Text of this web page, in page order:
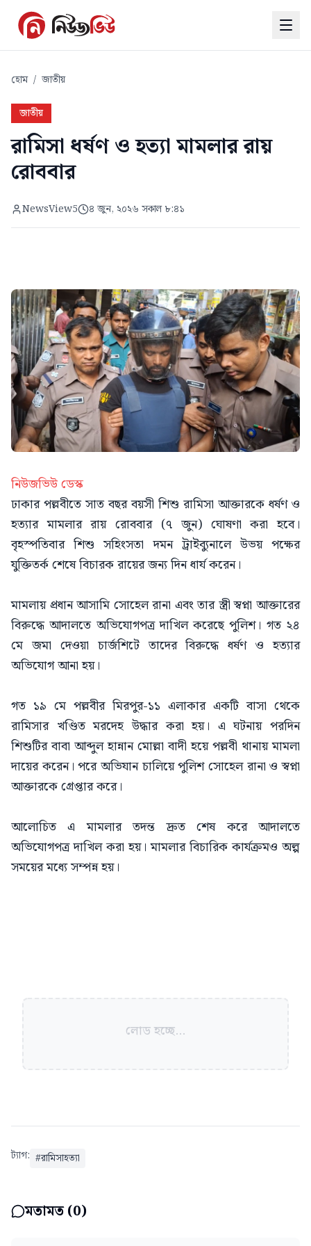
হোম / জাতীয়
জাতীয়
রামিসা ধর্ষণ ও হত্যা মামলার রায়
রোববার
NewsView5 ৪ জুন, ২০২৬ সকাল ৮:৪১
নিউজভিউ ডেস্ক
ঢাকার পল্লবীতে সাত বছর বয়সী শিশু রামিসা আক্তারকে ধর্ষণ ও
হত্যার মামলার রায় রোববার (৭ জুন) ঘোষণা করা হবে।
বৃহস্পতিবার শিশু সহিংসতা দমন ট্রাইব্যুনালে উভয় পক্ষের
যুক্তিতর্ক শেষে বিচারক রায়ের জন্য দিন ধার্য করেন।
মামলায় প্রধান আসামি সোহেল রানা এবং তার স্ত্রী স্বপ্না আক্তারের
বিরুদ্ধে আদালতে অভিযোগপত্র দাখিল করেছে পুলিশ। গত ২৪
মে জমা দেওয়া চার্জশিটে তাদের বিরুদ্ধে ধর্ষণ ও হত্যার
অভিযোগ আনা হয়।
গত ১৯ মে পল্লবীর মিরপুর-১১ এলাকার একটি বাসা থেকে
রামিসার খণ্ডিত মরদেহ উদ্ধার করা হয়। এ ঘটনায় পরদিন
শিশুটির বাবা আব্দুল হান্নান মোল্লা বাদী হয়ে পল্লবী থানায় মামলা
দায়ের করেন। পরে অভিযান চালিয়ে পুলিশ সোহেল রানা ও স্বপ্না
আক্তারকে গ্রেপ্তার করে।
আলোচিত এ মামলার তদন্ত দ্রুত শেষ করে আদালতে
অভিযোগপত্র দাখিল করা হয়। মামলার বিচারিক কার্যক্রমও অল্প
সময়ের মধ্যে সম্পন্ন হয়।
লোড হচ্ছে...
ট্যাগ: #রামিসাহত্যা
মতামত (0)